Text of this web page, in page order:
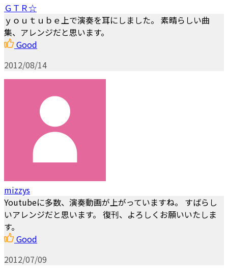
ＧＴＲ☆
ｙｏｕｔｕｂｅ上で演奏を耳にしました。 素晴らしい曲
集、アレンジだと思います。
Good
2012/08/14
mizzys
Youtubeに多数、演奏動画が上がっていますね。 すばらし
いアレンジだと思います。 復刊、よろしくお願いいたしま
す。
Good
2012/07/09